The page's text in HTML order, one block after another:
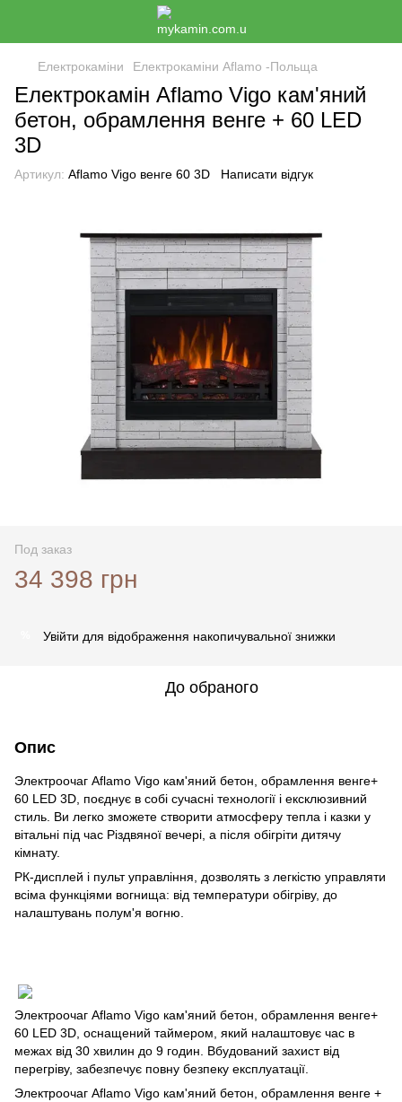
Електрокаміни Електрокаміни Aflamo -Польща
Електрокамін Aflamo Vigo кам'яний
бетон, обрамлення венге + 60 LED
3D
Артикул: Aflamo Vigo венге 60 3D Написати відгук
Под заказ
34 398 грн
Увійти для відображення накопичувальної знижки
До обраного
Опис
Электроочаг Aflamo Vigo кам'яний бетон, обрамлення венге+
60 LED 3D, поєднує в собі сучасні технології і ексклюзивний
стиль. Ви легко зможете створити атмосферу тепла і казки у
вітальні під час Різдвяної вечері, а після обігріти дитячу
кімнату.
РК-дисплей і пульт управління, дозволять з легкістю управляти
всіма функціями вогнища: від температури обігріву, до
налаштувань полум'я вогню.
Электроочаг Aflamo Vigo кам'яний бетон, обрамлення венге+
60 LED 3D, оснащений таймером, який налаштовує час в
межах від 30 хвилин до 9 годин. Вбудований захист від
перегріву, забезпечує повну безпеку експлуатації.
Электроочаг Aflamo Vigo кам'яний бетон, обрамлення венге +